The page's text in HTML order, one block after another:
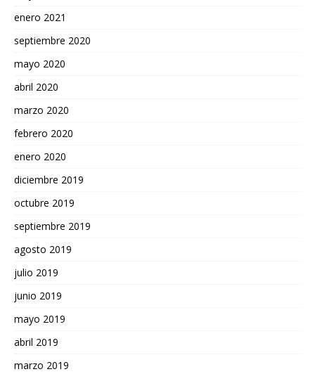
enero 2021
septiembre 2020
mayo 2020
abril 2020
marzo 2020
febrero 2020
enero 2020
diciembre 2019
octubre 2019
septiembre 2019
agosto 2019
julio 2019
junio 2019
mayo 2019
abril 2019
marzo 2019